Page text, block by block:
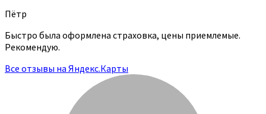
Пётр
Быстро была оформлена страховка, цены приемлемые.
Рекомендую.
Все отзывы на Яндекс.Карты